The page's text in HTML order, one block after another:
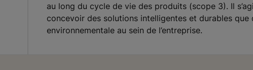
au long du cycle de vie des produits (scope 3). Il
concevoir des solutions intelligentes et durables que
environnementale au sein de l’entreprise.